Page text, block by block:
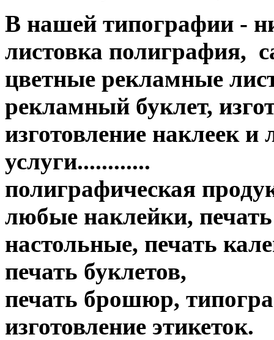
В нашей типографии -
листовка полиграфия,
цветные рекламные
рекламный буклет,
изготовление наклеек
услуги............
полиграфическая
любые наклейки,
настольные, печать
печать буклетов,
печать брошюр,
изготовление этикеток.